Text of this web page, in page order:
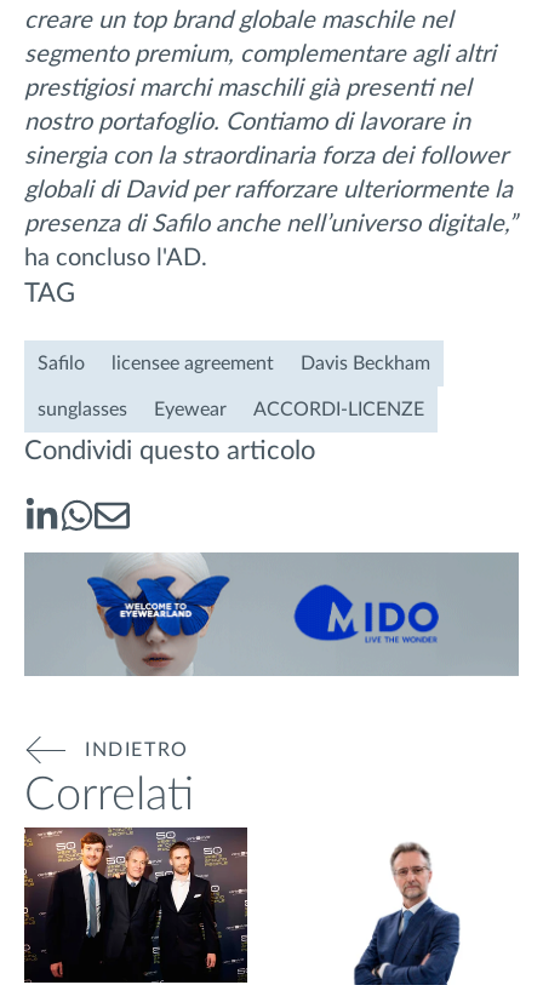
creare un top brand globale maschile nel
segmento premium, complementare agli altri
prestigiosi marchi maschili già presenti nel
nostro portafoglio. Contiamo di lavorare in
sinergia con la straordinaria forza dei follower
globali di David per rafforzare ulteriormente la
presenza di Safilo anche nell’universo digitale,”
ha concluso l'AD.
TAG
Safilo licensee agreement Davis Beckham
sunglasses Eyewear ACCORDI-LICENZE
Condividi questo articolo
INDIETRO
Correlati